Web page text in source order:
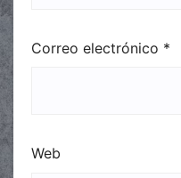
Correo electrónico *
Web